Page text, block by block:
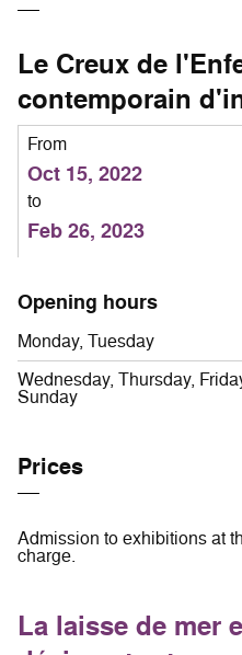
Le Creux de
contemporain
From
Oct 15, 2022
to
Feb 26, 2023
Opening hours
Monday, Tuesday
Wednesday, Thursday,
Sunday
Prices
Admission to exhibitions at
charge.
La laisse de mer